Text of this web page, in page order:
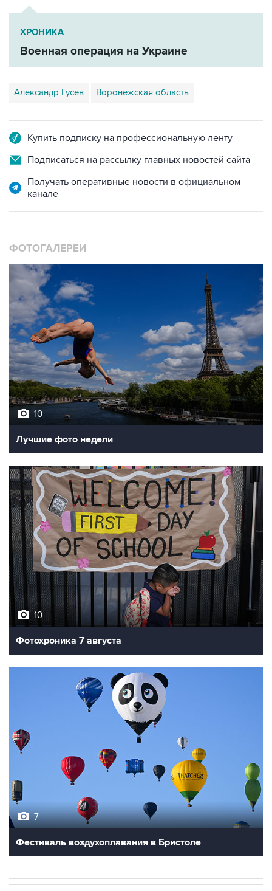
ХРОНИКА
Военная операция на Украине
Александр Гусев Воронежская область
Купить подписку на профессиональную ленту
Подписаться на рассылку главных новостей сайта
Получать оперативные новости в официальном
канале
ФОТОГАЛЕРЕИ
10
Лучшие фото недели
10
Фотохроника 7 августа
7
Фестиваль воздухоплавания в Бристоле